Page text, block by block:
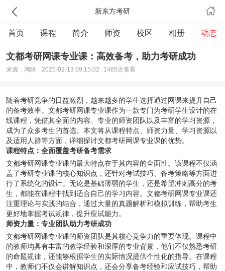
新东方考研
首页 课程 简介 师资 校区 相册 动态
文都考研网课专业课：高效备考，助力考研成功
来源：网络 2025-02-13 09:15:02 1465次查看
随着考研竞争的日益激烈，越来越多的学生选择通过网课来提升自己
的备考效率。 文都考研网课专业课作为一款专门为考研学生设计的在
线课程，凭借其全面的内容、专业的师资团队以及丰富的学习资源，
成为了众多考生的首选。本文将从课程特点、师资力量、学习资源以
及适用人群等方面，详细探讨文都考研网课专业课的优势。
课程特点：全面覆盖考研备考需求
文都考研网课专业课的最大特点在于其内容的全面性。该课程不仅涵
盖了考研专业课的核心知识点，还针对考试技巧、备考策略等方面进
行了系统化的设计。无论是基础薄弱的学生，还是希望冲刺高分的考
生，都能在课程中找到适合自己的学习内容。文都考研网课专业课还
注重理论与实践的结合，通过大量的真题解析和模拟训练，帮助考生
更好地掌握考试规律，提升应试能力。
师资力量：专业团队助力考研成功
文都考研网课专业课的师资团队是其核心竞争力的重要体现。课程中
的教师均具有丰富的教学经验和深厚的专业背景，他们不仅熟悉考研
的命题规律，还能够根据学生的实际情况提供个性化的指导。在课程
中，教师们不仅会讲解知识点，还会分享备考经验和应试技巧，帮助